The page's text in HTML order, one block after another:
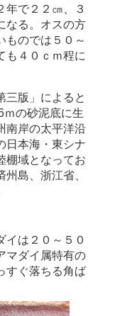
年で２２㎝、３
なる。オスの方
ものでは５０～
も４０ｃｍ程に
版」によると
ｍの砂泥底に生
南岸の太平洋沿
日本海・東シナ
棚域となってお
島、浙江省、
は２０～５０
マダイ属特有の
すぐ落ちる角ば